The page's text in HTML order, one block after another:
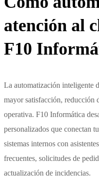
atención al
F10
La automatización inteligente
mayor satisfacción, reducción
operativa. F10 Informática
personalizados que conectan
sistemas internos con
frecuentes, solicitudes de
actualización de incidencias.